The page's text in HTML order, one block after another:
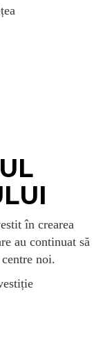
în crearea
au continuat să
noi.